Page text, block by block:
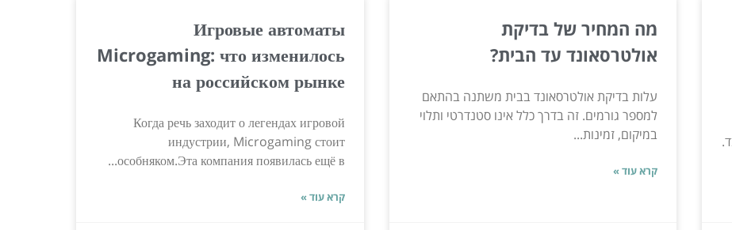
מה המחיר של בדיקת
אולטרסאונד עד הבית?
עלות בדיקת אולטרסאונד בבית משתנה בהתאם
למספר גורמים. זה בדרך כלל אינו סטנדרטי ותלוי
במיקום, זמינות...
קרא עוד »
Игровые автоматы
Microgaming: что изменилось
на российском рынке
Когда речь заходит о легендах игровой
индустрии, Microgaming стоит
особняком.Эта компания появилась ещё в...
קרא עוד »